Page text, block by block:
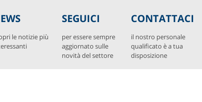
le notizie più
SEGUICI
per essere sempre
aggiornato sulle
novità del settore
CONTATTACI
il nostro personale
qualificato è a tua
disposizione